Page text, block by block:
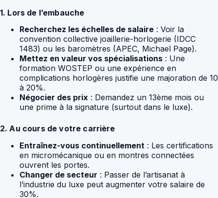
1. Lors de l’embauche
Recherchez les échelles de salaire : Voir la
convention collective joaillerie-horlogerie (IDCC
1483) ou les baromètres (APEC, Michael Page).
Mettez en valeur vos spécialisations : Une
formation WOSTEP ou une expérience en
complications horlogères justifie une majoration de 10
à 20%.
Négocier des prix : Demandez un 13ème mois ou
une prime à la signature (surtout dans le luxe).
2. Au cours de votre carrière
Entraînez-vous continuellement : Les certifications
en micromécanique ou en montres connectées
ouvrent les portes.
Changer de secteur : Passer de l’artisanat à
l’industrie du luxe peut augmenter votre salaire de
30%.